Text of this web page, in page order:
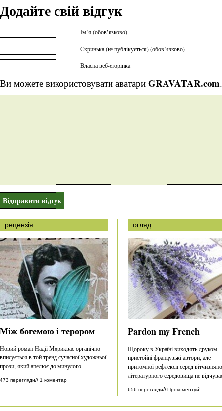
Додайте свій відгук
Ім’я (обов’язково)
Скринька (не публікується) (обов’язково)
Власна веб-сторінка
Ви можете використовувати аватари GRAVATAR.com.
рецензія
Між богемою і терором
Новий роман Надії Мориквас органічно
вписується в той тренд сучасної художньої
прози, який апелює до минулого
473 перегляди// 1 коментар
огляд
Pardon my French
Щороку в Україні виходять друком
пристойні французькі автори, але
притомної рефлексії серед
літературного середовища не
656 перегляди// Прокоментуй!